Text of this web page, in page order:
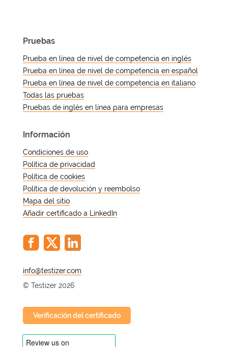
Pruebas
Prueba en línea de nivel de competencia en inglés
Prueba en línea de nivel de competencia en español
Prueba en línea de nivel de competencia en italiano
Todas las pruebas
Pruebas de inglés en línea para empresas
Información
Condiciones de uso
Política de privacidad
Política de cookies
Política de devolución y reembolso
Mapa del sitio
Añadir certificado a LinkedIn
@
© Testizer 2026
Verificación del certificado